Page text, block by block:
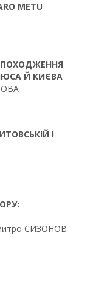
METU
ПОХОДЖЕННЯ
Й КИЄВА
І
СИЗОНОВ